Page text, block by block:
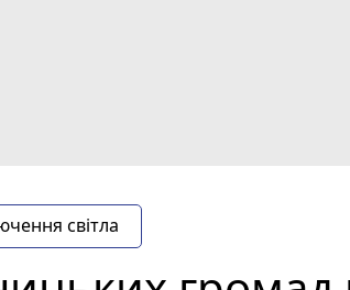
світла